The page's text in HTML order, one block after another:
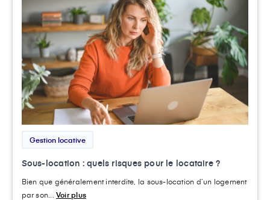
Gestion locative
Sous-location : quels risques pour le locataire ?
Bien que généralement interdite, la sous-location d’un logement
par son... Voir plus